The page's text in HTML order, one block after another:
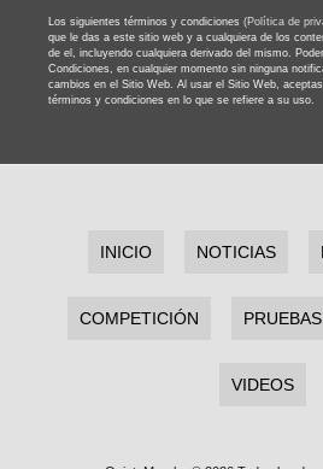
Los siguientes términos y condiciones (Política de
que le das a este sitio web y a cualquiera de los
de el, incluyendo cualquiera derivado del mismo.
Condiciones, en cualquier momento sin ninguna
cambios en el Sitio Web. Al usar el Sitio Web,
términos y condiciones en lo que se refiere a su uso.
INICIO NOTICIAS
COMPETICIÓN PRUEBAS
VIDEOS